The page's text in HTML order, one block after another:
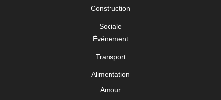
Construction
Sociale
Événement
Transport
Alimentation
Amour